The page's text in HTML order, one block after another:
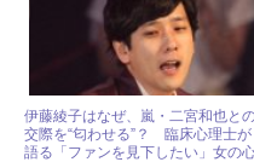
伊藤綾子はなぜ、嵐・二宮和也と
交際を“匂わせる”？ 臨床心理士が
語る「ファンを見下したい」女の